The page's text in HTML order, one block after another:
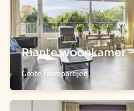
Riante woonkamer
Grote raampartijen